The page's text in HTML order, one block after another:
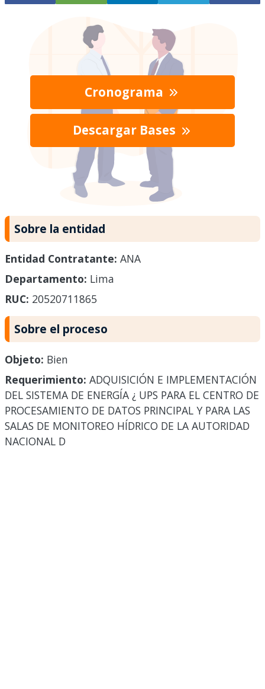
Cronograma
Descargar Bases
Sobre la entidad
Entidad Contratante: ANA
Departamento: Lima
RUC: 20520711865
Sobre el proceso
Objeto: Bien
Requerimiento: ADQUISICIÓN E IMPLEMENTACIÓN
DEL SISTEMA DE ENERGÍA ¿ UPS PARA EL CENTRO DE
PROCESAMIENTO DE DATOS PRINCIPAL Y PARA LAS
SALAS DE MONITOREO HÍDRICO DE LA AUTORIDAD
NACIONAL D